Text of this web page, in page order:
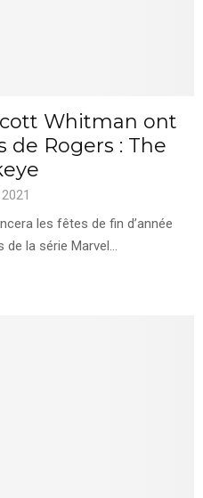
Whitman ont
de Rogers : The
les fêtes de fin d’année
la série Marvel...